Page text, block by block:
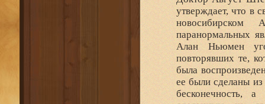
утверждает, что в
новосибирском
паранормальных
Алан Ньюмен
повторявших те,
была
ее были сделаны
бесконечность,